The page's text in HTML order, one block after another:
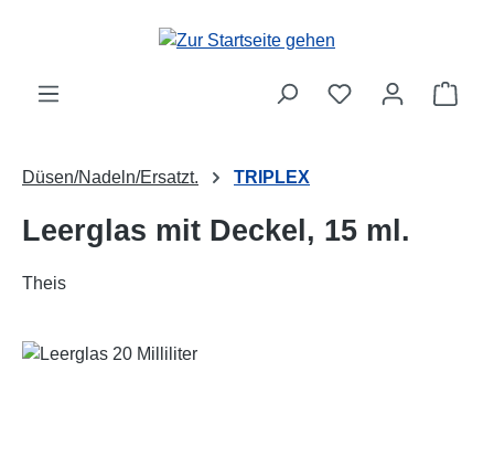
Zum Hauptinhalt springen
Düsen/Nadeln/Ersatzt. TRIPLEX
Leerglas mit Deckel, 15 ml.
Theis
Bildergalerie überspringen